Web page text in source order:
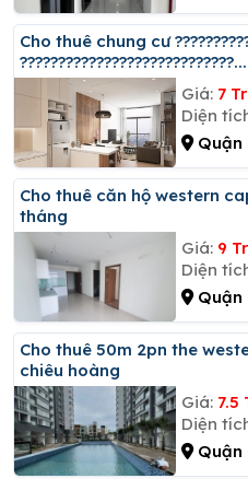
Cho thuê chung cư ????????????
????????????????????????????...
Giá: 7
Diện
Quận
Cho thuê căn hộ western capital 2pn-1wc giá 9 triệu/
tháng
Giá: 9
Diện
Quận
Cho thuê 50m 2pn the western capital giá 7,5tr đường lý
chiêu hoàng
Giá: 7.5
Diện
Quận